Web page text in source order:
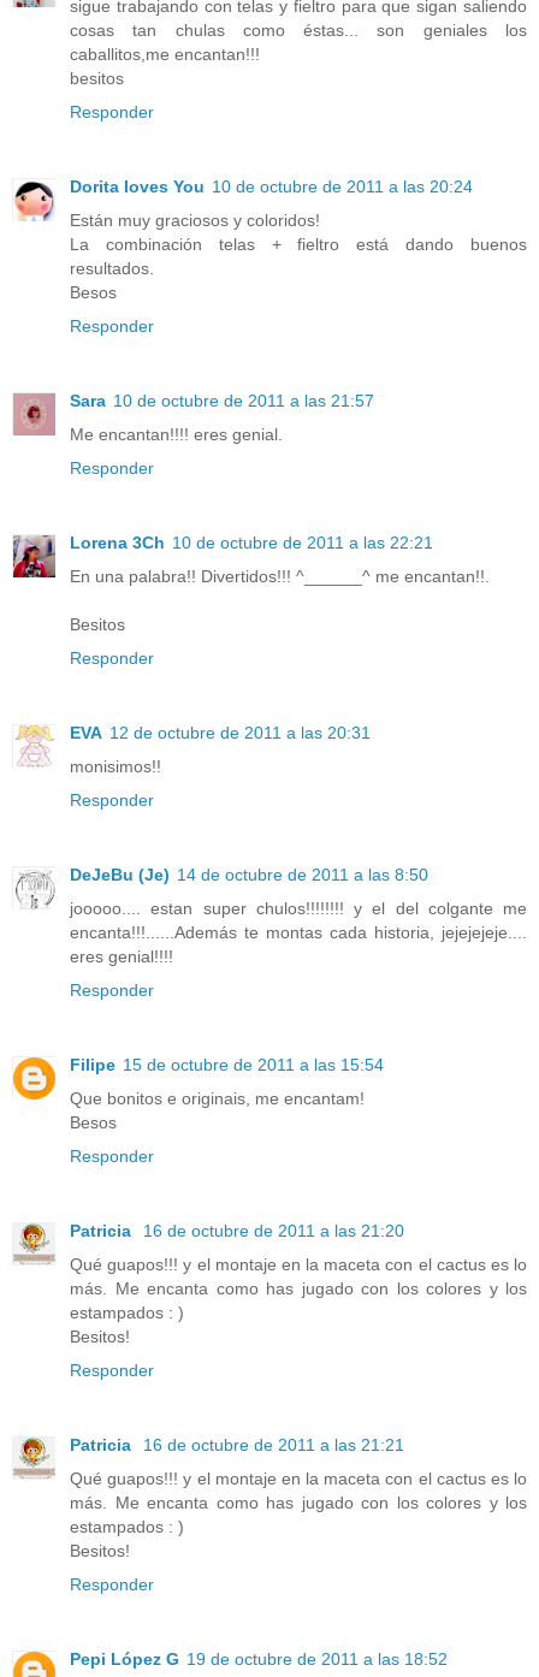
sigue trabajando con telas y fieltro para que sigan saliendo
cosas tan chulas como éstas... son geniales los
caballitos,me encantan!!!
besitos
Responder
Dorita loves You 10 de octubre de 2011 a las 20:24
Están muy graciosos y coloridos!
La combinación telas + fieltro está dando buenos
resultados.
Besos
Responder
Sara 10 de octubre de 2011 a las 21:57
Me encantan!!!! eres genial.
Responder
Lorena 3Ch 10 de octubre de 2011 a las 22:21
En una palabra!! Divertidos!!! ^______^ me encantan!!.
Besitos
Responder
EVA 12 de octubre de 2011 a las 20:31
monisimos!!
Responder
DeJeBu (Je) 14 de octubre de 2011 a las 8:50
jooooo.... estan super chulos!!!!!!!! y el del colgante me
encanta!!!......Además te montas cada historia, jejejejeje....
eres genial!!!!
Responder
Filipe 15 de octubre de 2011 a las 15:54
Que bonitos e originais, me encantam!
Besos
Responder
Patricia
16 de octubre de 2011 a las 21:20
Qué guapos!!! y el montaje en la maceta con el cactus es lo
más. Me encanta como has jugado con los colores y los
estampados : )
Besitos!
Responder
Patricia
16 de octubre de 2011 a las 21:21
Qué guapos!!! y el montaje en la maceta con el cactus es lo
más. Me encanta como has jugado con los colores y los
estampados : )
Besitos!
Responder
Pepi López G 19 de octubre de 2011 a las 18:52